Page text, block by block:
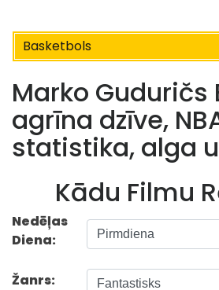
Basketbols
Marko Guduričs
agrīna dzīve,
statistika, alga
Kādu Filmu
Nedēļas
Diena:
Žanrs: